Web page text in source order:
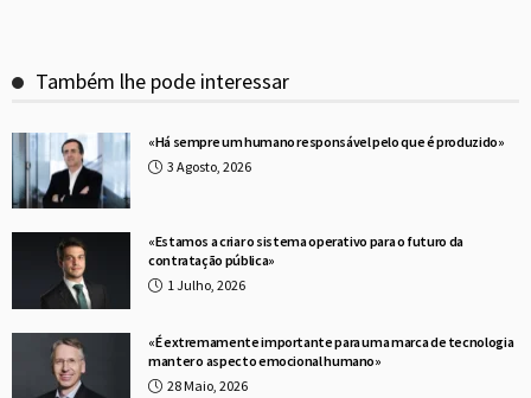
Também lhe pode interessar
«Há sempre um humano responsável pelo que é produzido»
3 Agosto, 2026
«Estamos a criar o sistema operativo para o futuro da
contratação pública»
1 Julho, 2026
«É extremamente importante para uma marca de tecnologia
manter o aspecto emocional humano»
28 Maio, 2026